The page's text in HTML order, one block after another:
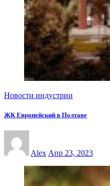
Новости индустрии
ЖК Европейский в Полтаве
Alex Апр 23, 2023